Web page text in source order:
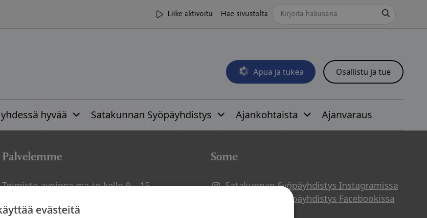
Liike aktivoitu Hae sivustolta
Apua ja tukea
Avautuu uudessa ikkunassaOsallistu ja tue
hyvää Satakunnan Syöpäyhdistys Ajankohtaista Ajanvaraus
Palvelemme
Toimisto avoinna ma-to kello 9 – 15
Some
Satakunnan Syöpäyhdistys Instagramissa
Avautuu uuteen ikkunaan
Satakunnan Syöpäyhdistys Facebookissa
Avautuu uuteen ikkunaan
evästeitä